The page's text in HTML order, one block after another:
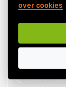
Privacy Policy
Algemene
0524-
over cookies